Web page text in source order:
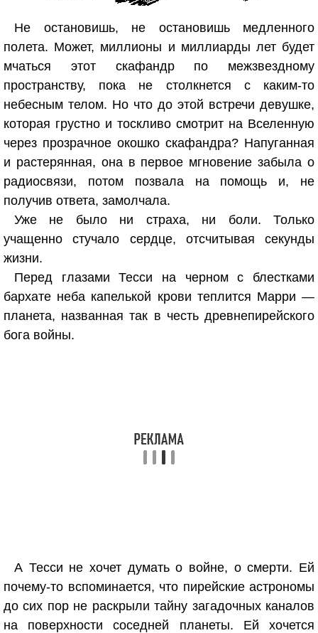
Не остановишь, не остановишь медленного
полета. Может, миллионы и миллиарды лет будет
мчаться этот скафандр по межзвездному
пространству, пока не столкнется с каким-то
небесным телом. Но что до этой встречи девушке,
которая грустно и тоскливо смотрит на Вселенную
через прозрачное окошко скафандра? Напуганная
и растерянная, она в первое мгновение забыла о
радиосвязи, потом позвала на помощь и, не
получив ответа, замолчала.
Уже не было ни страха, ни боли. Только
учащенно стучало сердце, отсчитывая секунды
жизни.
Перед глазами Тесси на черном с блестками
бархате неба капелькой крови теплится Марри —
планета, названная так в честь древнепирейского
бога войны.
А Тесси не хочет думать о войне, о смерти. Ей
почему-то вспоминается, что пирейские астрономы
до сих пор не раскрыли тайну загадочных каналов
на поверхности соседней планеты. Ей хочется